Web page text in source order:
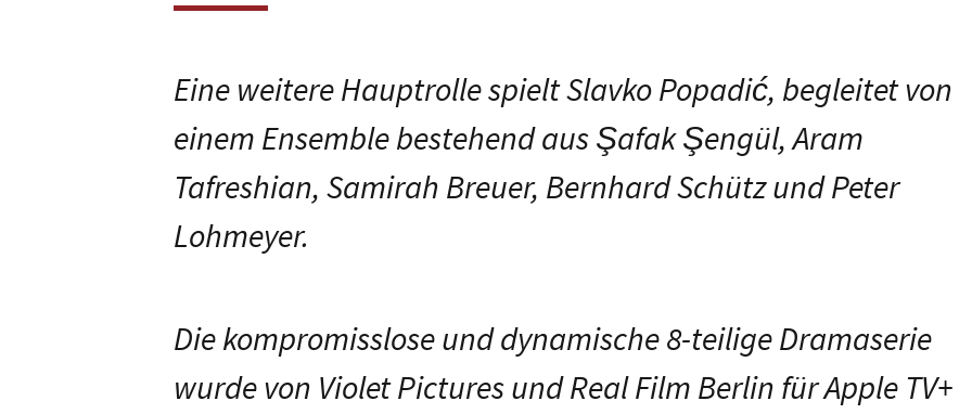
Eine weitere Hauptrolle spielt Slavko Popadić, begleitet von
einem Ensemble bestehend aus Şafak Şengül, Aram
Tafreshian, Samirah Breuer, Bernhard Schütz und Peter
Lohmeyer.
Die kompromisslose und dynamische 8-teilige Dramaserie
wurde von Violet Pictures und Real Film Berlin für Apple TV+